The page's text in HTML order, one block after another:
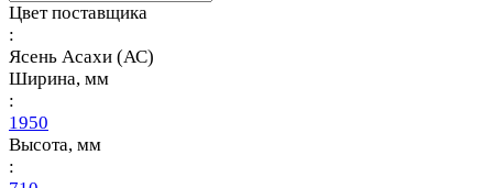
Цвет поставщика
:
Ясень Асахи (АС)
Ширина, мм
:
1950
Высота, мм
: